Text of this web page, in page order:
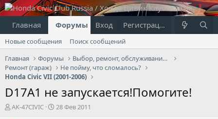
Главная Форумы Что нового?
Вход Регистрация
Новые сообщения
Поиск сообщений
Главная
Форумы
Выбор, ремонт, обслуживание и эксплуатация
Ремонт (гараж)
Не пойму, что сломалось?
Honda Civic VII (2001-2006)
D17A1 не запускается!Помогите!
А
AK-47CIVIC
Д
28 Фев 2011